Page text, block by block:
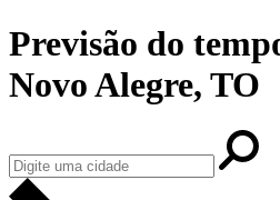
Previsão do
Novo Alegre, TO